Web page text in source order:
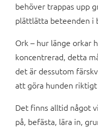
behöver trappas upp
plättlätta beteenden i
Ork – hur länge orkar
koncentrerad, detta
det är dessutom
att göra hunden
Det finns alltid något
på, befästa, lära in,